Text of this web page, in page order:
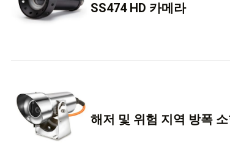
SS474 HD 카메라
해저 및 위험 지역 방폭